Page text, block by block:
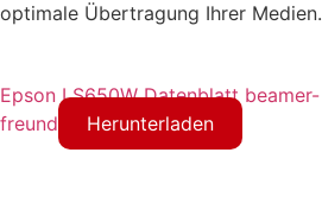
optimale Übertragung Ihrer Medien.
Epson LS650W Datenblatt beamer-
freund
Herunterladen